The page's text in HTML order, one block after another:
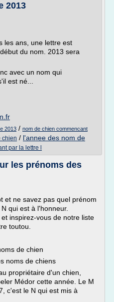
2013
les ans, une lettre est
du nom. 2013 sera
avec un nom qui
est né...
2013 / nom de chien commencant
chien / l'annee des nom de
par la lettre l
les prénoms des
et ne savez pas quel prénom
qui est à l'honneur.
inspirez-vous de notre liste
toutou.
de chien
noms de chiens
propriétaire d'un chien,
Médor cette année. Le M
c'est le N qui est mis à